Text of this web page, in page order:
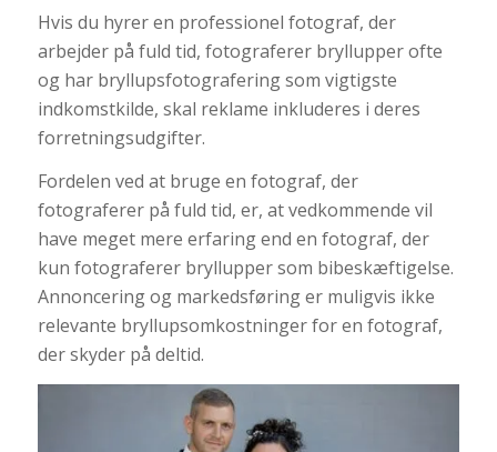
Hvis du hyrer en professionel fotograf, der
arbejder på fuld tid, fotograferer bryllupper ofte
og har bryllupsfotografering som vigtigste
indkomstkilde, skal reklame inkluderes i deres
forretningsudgifter.
Fordelen ved at bruge en fotograf, der
fotograferer på fuld tid, er, at vedkommende vil
have meget mere erfaring end en fotograf, der
kun fotograferer bryllupper som bibeskæftigelse.
Annoncering og markedsføring er muligvis ikke
relevante bryllupsomkostninger for en fotograf,
der skyder på deltid.